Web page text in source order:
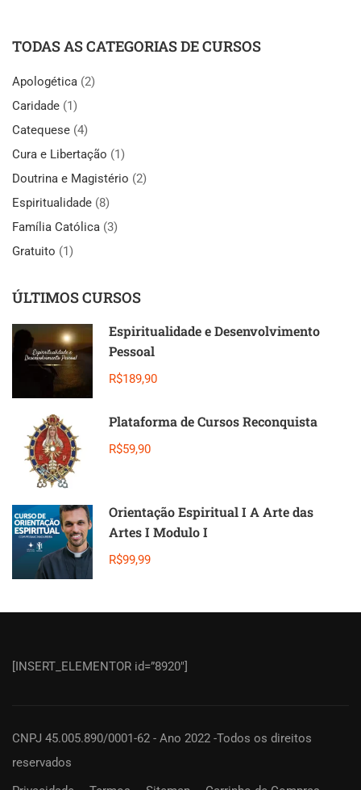
TODAS AS CATEGORIAS DE CURSOS
Apologética (2)
Caridade (1)
Catequese (4)
Cura e Libertação (1)
Doutrina e Magistério (2)
Espiritualidade (8)
Família Católica (3)
Gratuito (1)
ÚLTIMOS CURSOS
Espiritualidade e Desenvolvimento
Pessoal
R$189,90
Plataforma de Cursos Reconquista
R$59,90
Orientação Espiritual I A Arte das
Artes I Modulo I
R$99,99
[INSERT_ELEMENTOR id=”8920″]
CNPJ 45.005.890/0001-62 - Ano 2022 -Todos os direitos
reservados